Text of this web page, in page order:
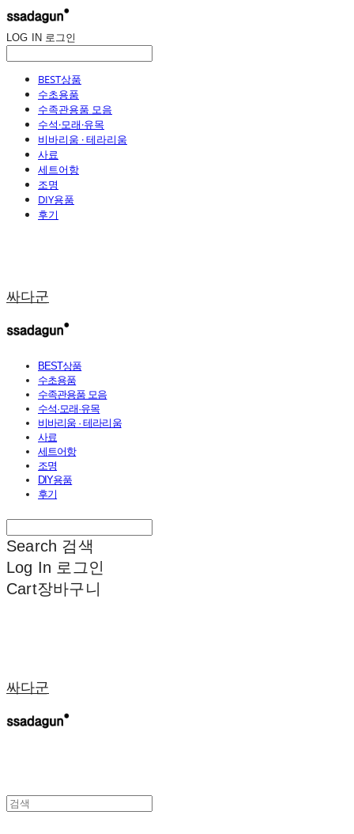
LOG IN 로그인
BEST상품
수초용품
수족관용품 모음
수석·모래·유목
비바리움 · 테라리움
사료
세트어항
조명
DIY용품
후기
싸다군
BEST상품
수초용품
수족관용품 모음
수석·모래·유목
비바리움 · 테라리움
사료
세트어항
조명
DIY용품
후기
Search 검색
Log In 로그인
Cart장바구니
싸다군